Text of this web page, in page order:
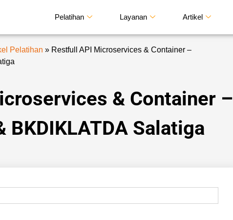
Pelatihan Layanan Artikel
Pelatihan » Restfull API Microservices & Container –
& Container –
BKDIKLATDA Salatiga